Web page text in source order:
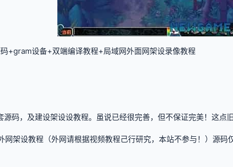
+gram设备+双端编译教程+局域网外面网架设录像教程
源码，及建设架设设教程。虽说已经很完善，但不保证完美！这
架设教程（外网请根据视频教程己行研究，本站不参与！）源码